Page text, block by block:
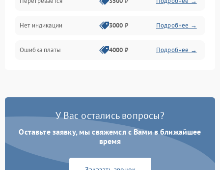
Нет индикации 3000 ₽ Подробнее →
Ошибка платы 4000 ₽ Подробнее →
У Вас остались вопросы?
Оставьте заявку, мы свяжемся с Вами в ближайшее
время